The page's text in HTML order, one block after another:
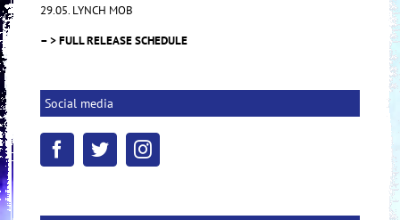
29.05. LYNCH MOB
– > FULL RELEASE SCHEDULE
Social media